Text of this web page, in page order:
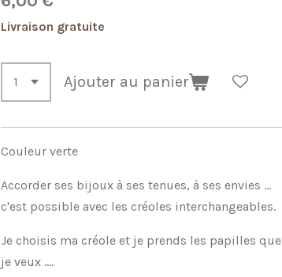
Livraison gratuite
Ajouter au panier
Couleur verte
Accorder ses bijoux à ses tenues, à ses envies ...
c'est possible avec les créoles interchangeables.
Je choisis ma créole et je prends les papilles que
je veux ....